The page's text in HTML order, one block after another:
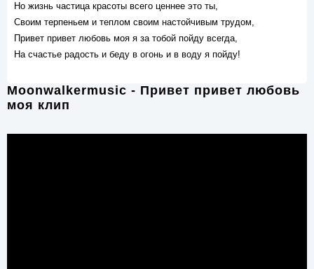
Но жизнь частица красоты всего ценнее это ты,
Своим терпеньем и теплом своим настойчивым трудом,
Привет привет любовь моя я за тобой пойду всегда,
На счастье радость и беду в огонь и в воду я пойду!
Moonwalkermusic - Привет привет любовь
моя клип